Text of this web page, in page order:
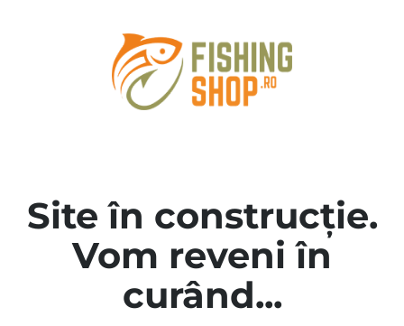
Site în construcție.
Vom reveni în
curând...